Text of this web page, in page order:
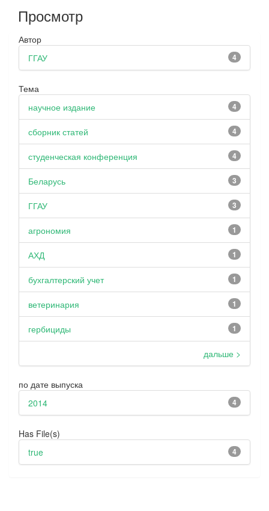
Просмотр
Автор
4
ГГАУ
Тема
4
научное издание
4
сборник статей
4
студенческая конференция
3
Беларусь
3
ГГАУ
1
агрономия
1
АХД
1
бухгалтерский учет
1
ветеринария
1
гербициды
дальше >
по дате выпуска
4
2014
Has File(s)
4
true